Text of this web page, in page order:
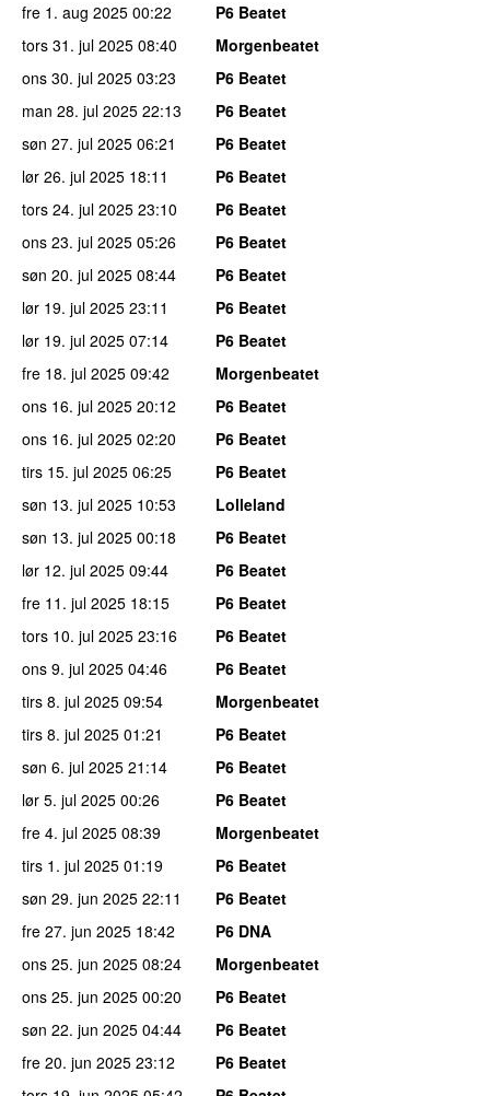
fre 1. aug 2025 00:22
P6 Beatet
tors 31. jul 2025 08:40
Morgenbeatet
ons 30. jul 2025 03:23
P6 Beatet
man 28. jul 2025 22:13
P6 Beatet
søn 27. jul 2025 06:21
P6 Beatet
lør 26. jul 2025 18:11
P6 Beatet
tors 24. jul 2025 23:10
P6 Beatet
ons 23. jul 2025 05:26
P6 Beatet
søn 20. jul 2025 08:44
P6 Beatet
lør 19. jul 2025 23:11
P6 Beatet
lør 19. jul 2025 07:14
P6 Beatet
fre 18. jul 2025 09:42
Morgenbeatet
ons 16. jul 2025 20:12
P6 Beatet
ons 16. jul 2025 02:20
P6 Beatet
tirs 15. jul 2025 06:25
P6 Beatet
søn 13. jul 2025 10:53
Lolleland
søn 13. jul 2025 00:18
P6 Beatet
lør 12. jul 2025 09:44
P6 Beatet
fre 11. jul 2025 18:15
P6 Beatet
tors 10. jul 2025 23:16
P6 Beatet
ons 9. jul 2025 04:46
P6 Beatet
tirs 8. jul 2025 09:54
Morgenbeatet
tirs 8. jul 2025 01:21
P6 Beatet
søn 6. jul 2025 21:14
P6 Beatet
lør 5. jul 2025 00:26
P6 Beatet
fre 4. jul 2025 08:39
Morgenbeatet
tirs 1. jul 2025 01:19
P6 Beatet
søn 29. jun 2025 22:11
P6 Beatet
fre 27. jun 2025 18:42
P6 DNA
ons 25. jun 2025 08:24
Morgenbeatet
ons 25. jun 2025 00:20
P6 Beatet
søn 22. jun 2025 04:44
P6 Beatet
fre 20. jun 2025 23:12
P6 Beatet